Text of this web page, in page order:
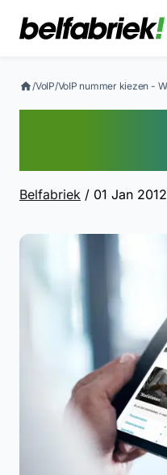
/VoIP/VoIP nummer kiezen -
Belfabriek / 01 Jan 2012